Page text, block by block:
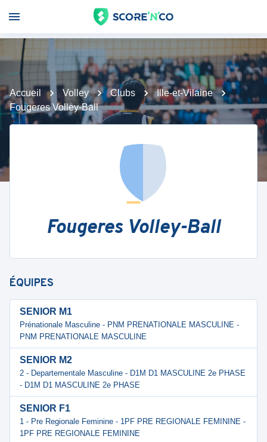
Accueil Volley Clubs
Ille-et-Vilaine
Fougeres Volley-Ball
Fougeres Volley-Ball
ÉQUIPES
SENIOR M1
Prénationale Masculine - PNM PRENATIONALE MASCULINE -
PNM PRENATIONALE MASCULINE
SENIOR M2
2 - Departementale Masculine - D1M D1 MASCULINE 2e PHASE
- D1M D1 MASCULINE 2e PHASE
SENIOR F1
1 - Pre Regionale Feminine - 1PF PRE REGIONALE FEMININE -
1PF PRE REGIONALE FEMININE